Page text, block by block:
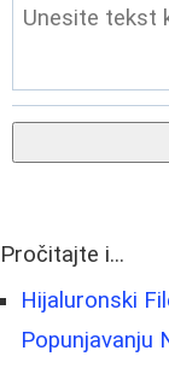
Pročitajte i...
Hijaluronski
Popunjavanju